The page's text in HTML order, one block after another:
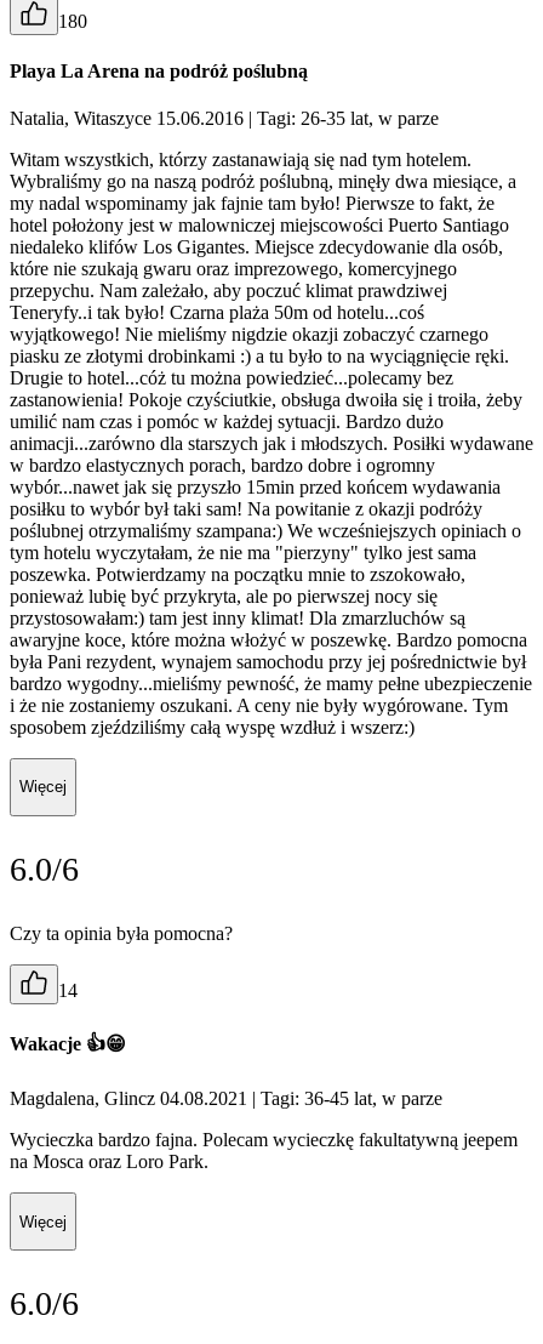
180
Playa La Arena na podróż poślubną
Natalia, Witaszyce 15.06.2016 | Tagi: 26-35 lat, w parze
Witam wszystkich, którzy zastanawiają się nad tym hotelem.
Wybraliśmy go na naszą podróż poślubną, minęły dwa miesiące, a
my nadal wspominamy jak fajnie tam było! Pierwsze to fakt, że
hotel położony jest w malowniczej miejscowości Puerto Santiago
niedaleko klifów Los Gigantes. Miejsce zdecydowanie dla osób,
które nie szukają gwaru oraz imprezowego, komercyjnego
przepychu. Nam zależało, aby poczuć klimat prawdziwej
Teneryfy..i tak było! Czarna plaża 50m od hotelu...coś
wyjątkowego! Nie mieliśmy nigdzie okazji zobaczyć czarnego
piasku ze złotymi drobinkami :) a tu było to na wyciągnięcie ręki.
Drugie to hotel...cóż tu można powiedzieć...polecamy bez
zastanowienia! Pokoje czyściutkie, obsługa dwoiła się i troiła, żeby
umilić nam czas i pomóc w każdej sytuacji. Bardzo dużo
animacji...zarówno dla starszych jak i młodszych. Posiłki wydawane
w bardzo elastycznych porach, bardzo dobre i ogromny
wybór...nawet jak się przyszło 15min przed końcem wydawania
posiłku to wybór był taki sam! Na powitanie z okazji podróży
poślubnej otrzymaliśmy szampana:) We wcześniejszych opiniach o
tym hotelu wyczytałam, że nie ma "pierzyny" tylko jest sama
poszewka. Potwierdzamy na początku mnie to zszokowało,
ponieważ lubię być przykryta, ale po pierwszej nocy się
przystosowałam:) tam jest inny klimat! Dla zmarzluchów są
awaryjne koce, które można włożyć w poszewkę. Bardzo pomocna
była Pani rezydent, wynajem samochodu przy jej pośrednictwie był
bardzo wygodny...mieliśmy pewność, że mamy pełne ubezpieczenie
i że nie zostaniemy oszukani. A ceny nie były wygórowane. Tym
sposobem zjeździliśmy całą wyspę wzdłuż i wszerz:)
Więcej
6.0/6
Czy ta opinia była pomocna?
14
Wakacje 👍😁
Magdalena, Glincz 04.08.2021 | Tagi: 36-45 lat, w parze
Wycieczka bardzo fajna. Polecam wycieczkę fakultatywną jeepem
na Mosca oraz Loro Park.
Więcej
6.0/6